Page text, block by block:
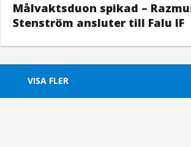
Målvaktsduon spikad –
Stenström ansluter till Falu IF
VISA FLER